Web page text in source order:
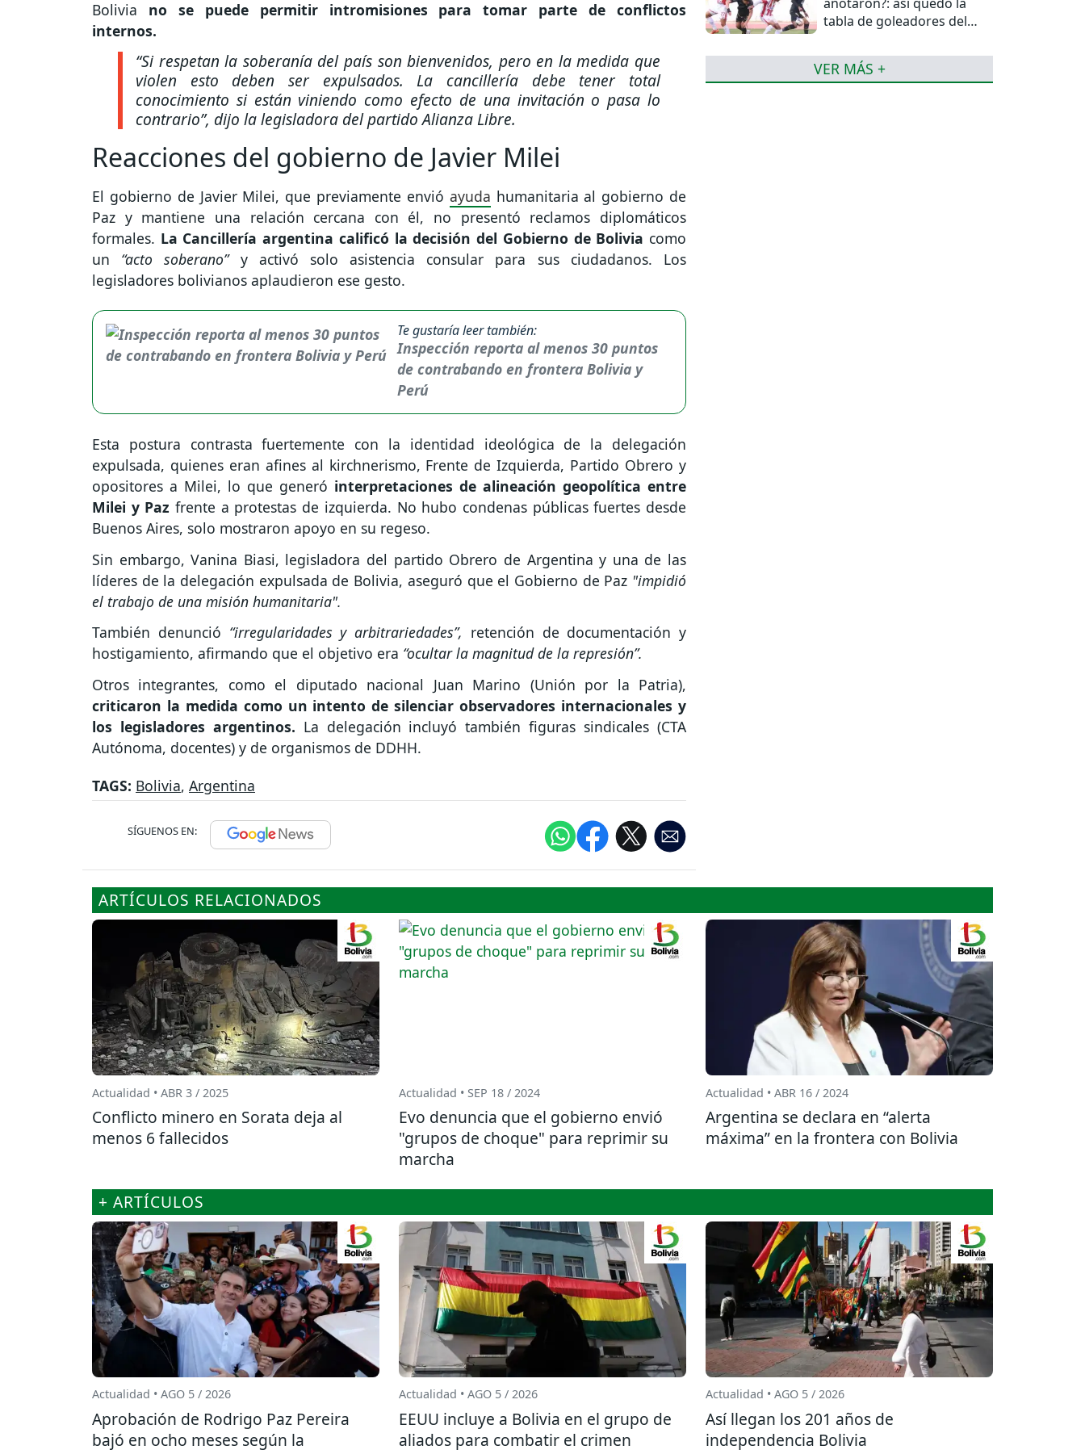
Bolivia no se puede permitir intromisiones para tomar parte de conflictos
internos.
“Si respetan la soberanía del país son bienvenidos, pero en la medida que
violen esto deben ser expulsados. La cancillería debe tener total
conocimiento si están viniendo como efecto de una invitación o pasa lo
contrario”, dijo la legisladora del partido Alianza Libre.
Reacciones del gobierno de Javier Milei
El gobierno de Javier Milei, que previamente envió ayuda humanitaria al gobierno de
Paz y mantiene una relación cercana con él, no presentó reclamos diplomáticos
formales. La Cancillería argentina calificó la decisión del Gobierno de Bolivia como
un “acto soberano”y activó solo asistencia consular para sus ciudadanos. Los
legisladores bolivianos aplaudieron ese gesto.
Te gustaría leer también:
Inspección reporta al menos 30 puntos
de contrabando en frontera Bolivia y
Perú
Esta postura contrasta fuertemente con la identidad ideológica de la delegación
expulsada, quienes eran afines al kirchnerismo, Frente de Izquierda, Partido Obrero y
opositores a Milei, lo que generó interpretaciones de alineación geopolítica entre
Milei y Paz frente a protestas de izquierda. No hubo condenas públicas fuertes desde
Buenos Aires, solo mostraron apoyo en su regeso.
Sin embargo, Vanina Biasi, legisladora del partido Obrero de Argentina y una de las
líderes de la delegación expulsada de Bolivia, aseguró que el Gobierno de Paz "impidió
el trabajo de una misión humanitaria".
También denunció “irregularidades y arbitrariedades”, retención de documentación y
hostigamiento, afirmando que el objetivo era “ocultar la magnitud de la represión”.
Otros integrantes, como el diputado nacional Juan Marino (Unión por la Patria),
criticaron la medida como un intento de silenciar observadores internacionales y
los legisladores argentinos. La delegación incluyó también figuras sindicales (CTA
Autónoma, docentes) y de organismos de DDHH.
TAGS: Bolivia, Argentina
SÍGUENOS EN:
tabla de goleadores del
VER MÁS +
ARTÍCULOS RELACIONADOS
Actualidad • ABR 3 / 2025
Conflicto minero en Sorata deja al
menos 6 fallecidos
Actualidad • SEP 18 / 2024
Evo denuncia que el gobierno envió
"grupos de choque" para reprimir su
marcha
Actualidad • ABR 16 / 2024
Argentina se declara en “alerta
máxima” en la frontera con Bolivia
+ ARTÍCULOS
Actualidad • AGO 5 / 2026
Aprobación de Rodrigo Paz Pereira
bajó en ocho meses según la
Actualidad • AGO 5 / 2026
EEUU incluye a Bolivia en el grupo de
aliados para combatir el crimen
Actualidad • AGO 5 / 2026
Así llegan los 201 años de
independencia Bolivia